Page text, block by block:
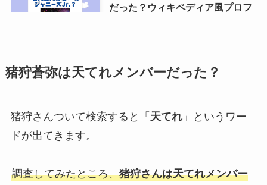
まれない口コミは本当？査定結果
だった？ウィキペディア風プロフ
paypayドームのゲートからジャ
蓮との関係も調査！
猪狩蒼弥は天てれメンバーだった？
猪狩さんついて検索すると「 天てれ」というワー
ドが出てきます。
調査してみたところ、猪狩さんは天てれメンバー